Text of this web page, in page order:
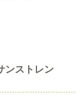
ンストレン